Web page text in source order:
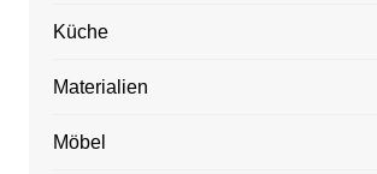
Küche
Materialien
Möbel